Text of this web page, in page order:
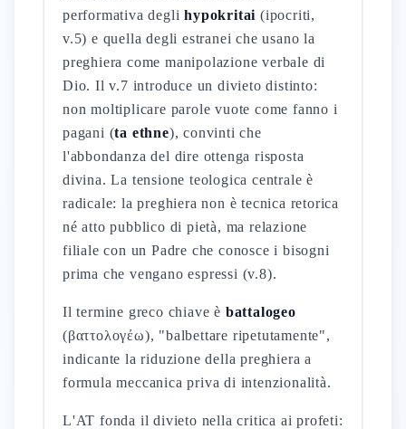
performativa deglihypokritai (ipocriti,
v.5) e quella degli estranei che usano la
preghiera come manipolazione verbale di
Dio. Il v.7 introduce un divieto distinto:
non moltiplicare parole vuote come fanno i
pagani (ta ethne), convinti che
l'abbondanza del dire ottenga risposta
divina. La tensione teologica centrale è
radicale: la preghiera non è tecnica retorica
né atto pubblico di pietà, ma relazione
filiale con un Padre che conosce i bisogni
prima che vengano espressi (v.8).
Il termine greco chiave è battalogeo
(βαττολογέω), "balbettare ripetutamente",
indicante la riduzione della preghiera a
formula meccanica priva di intenzionalità.
L'AT fonda il divieto nella critica ai profeti: